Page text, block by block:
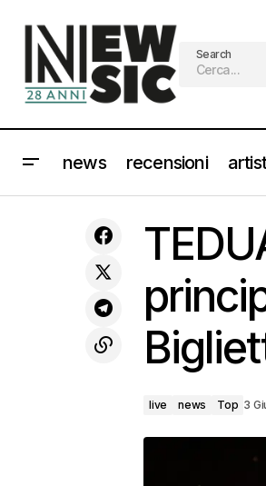
Search
news recensioni
It, I Knew You” per la colonna sonora
di Toy Story 5
live news Top 3